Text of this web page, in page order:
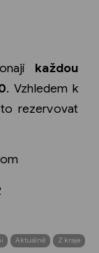
každou
. Vzhledem k
rezervovat
Aktuálně Z kraje